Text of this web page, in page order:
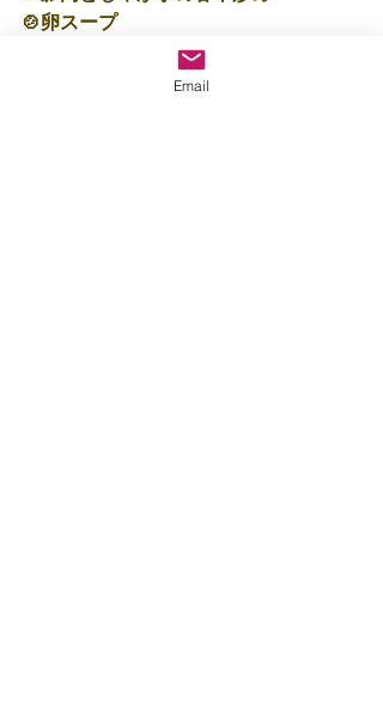
🍲卵スープ
☆375kcalになります。
Email